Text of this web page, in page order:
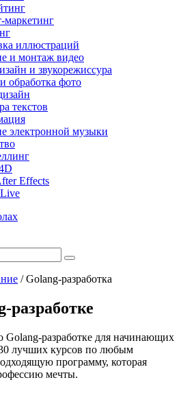
маркетинг
иллюстраций
и монтаж видео
и звукорежиссура
обработка фото
текстов
электронной музыки
Effects
/Golang-разработка
разработке
разработке для начинающих
лучших курсов по любым
программу, которая
мечты.